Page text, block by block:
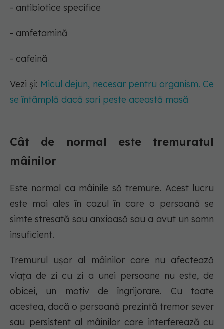
- antibiotice specifice
- amfetamină
- cafeină
Vezi și: Micul dejun, necesar pentru organism. Ce
se întâmplă dacă sari peste această masă
Cât de normal este tremuratul
mâinilor
Este normal ca mâinile să tremure. Acest lucru
este mai ales în cazul în care o persoană se
simte stresată sau anxioasă sau a avut un somn
insuficient.
Tremurul ușor al mâinilor care nu afectează
viața de zi cu zi a unei persoane nu este, de
obicei, un motiv de îngrijorare. Cu toate
acestea, dacă o persoană prezintă tremor sever
sau persistent al mâinilor care interferează cu